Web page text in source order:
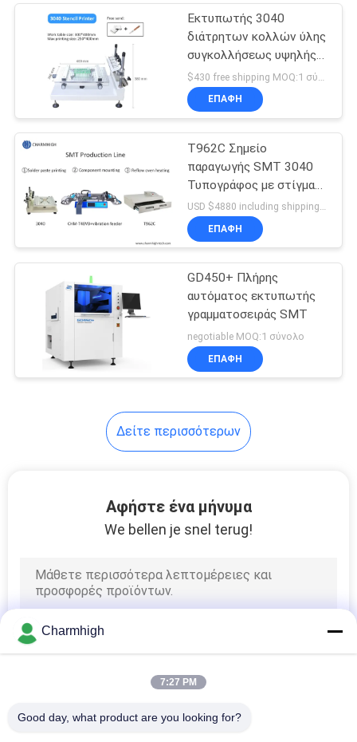
Εκτυπωτής 3040
διάτρητων κολλών ύλης
συγκολλήσεως υψηλής
ακρίβειας
χειρωνακτικός
εκτυπωτής κολλών
SMT
ΕΠΑΦΉ
T962C Σημείο
παραγωγής SMT 3040
Τυπογράφος με στίγμα
Chmt48vb Πίνακας
επιπέδου επιλογής
USD $4880 including shipping MOQ:1 set
ΕΠΑΦΉ
GD450+ Πλήρης
αυτόματος εκτυπωτής
γραμματοσειράς SMT
negotiable MOQ:1 σύνολο
ΕΠΑΦΉ
Δείτε περισσότερων
Αφήστε ένα μήνυμα
We bellen je snel terug!
Charmhigh
7:27 PM
Good day, what product are you looking for?